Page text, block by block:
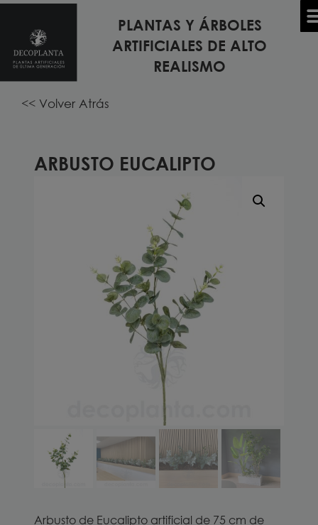
PLANTAS Y ÁRBOLES
ARTIFICIALES DE ALTO
REALISMO
Inicio PLANTAS Y ÁRBOLES ARTIFICIALES /PINCHA Y
DECORA
/ Arbusto EUCALIPTO
<< Volver Atrás
ARBUSTO EUCALIPTO
Arbusto de Eucalipto artificial de 75 cm de